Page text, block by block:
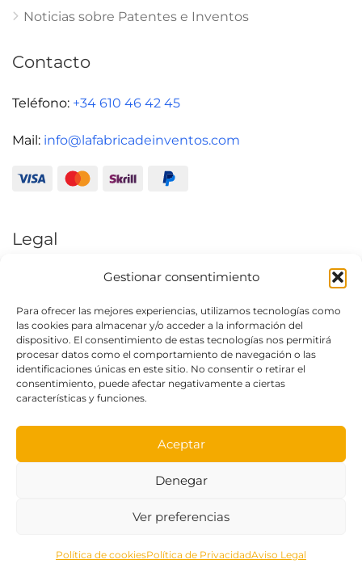
Gestionar consentimiento
Para ofrecer las mejores experiencias, utilizamos tecnologías como
las cookies para almacenar y/o acceder a la información del
dispositivo. El consentimiento de estas tecnologías nos permitirá
procesar datos como el comportamiento de navegación o las
identificaciones únicas en este sitio. No consentir o retirar el
consentimiento, puede afectar negativamente a ciertas
características y funciones.
Aceptar
Denegar
Ver preferencias
Política de cookiesPolítica de PrivacidadAviso Legal
Noticias sobre Patentes e Inventos
Contacto
Teléfono: +34 610 46 42 45
Mail: info@lafabricadeinventos.com
Legal
Política de Privacidad
Condiciones generales de uso
Política de cookies (UE)
© 2026 -Todos los derechos reservados -